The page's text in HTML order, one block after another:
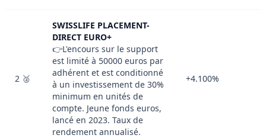
2 🥈
SWISSLIFE PLACEMENT-
DIRECT EURO+
👉L'encours sur le support
est limité à 50000 euros par
adhérent et est conditionné
à un investissement de 30%
minimum en unités de
compte. Jeune fonds euros,
lancé en 2023. Taux de
rendement annualisé.
+4.100%